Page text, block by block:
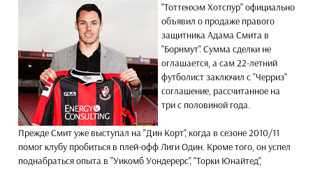
"Тоттенхэм Хотспур" официально
объявил о продаже правого
защитника Адама Смита в
"Борнмут". Сумма сделки не
оглашается, а сам 22-летний
футболист заключил с "Черриз"
соглашение, рассчитанное на
три с половиной года.
Прежде Смит уже выступал на "Дин Корт", когда в сезоне 2010/11
помог клубу пробиться в плей-офф Лиги Один. Кроме того, он успел
поднабраться опыта в "Уикомб Уондерерс", "Торки Юнайтед",